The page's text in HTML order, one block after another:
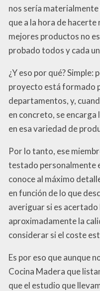
nos sería
que a la hora de
mejores productos no
probado todos y cada
¿Y eso por qué? Simple:
proyecto está formado
departamentos, y,
en concreto, se encarga
en esa variedad de
Por lo tanto, ese
testado personalmente
conoce al máximo
en función de lo que
averiguar si es
aproximadamente la
considerar si el coste
Es por eso que aunque
Cocina Madera que
que el estudio que